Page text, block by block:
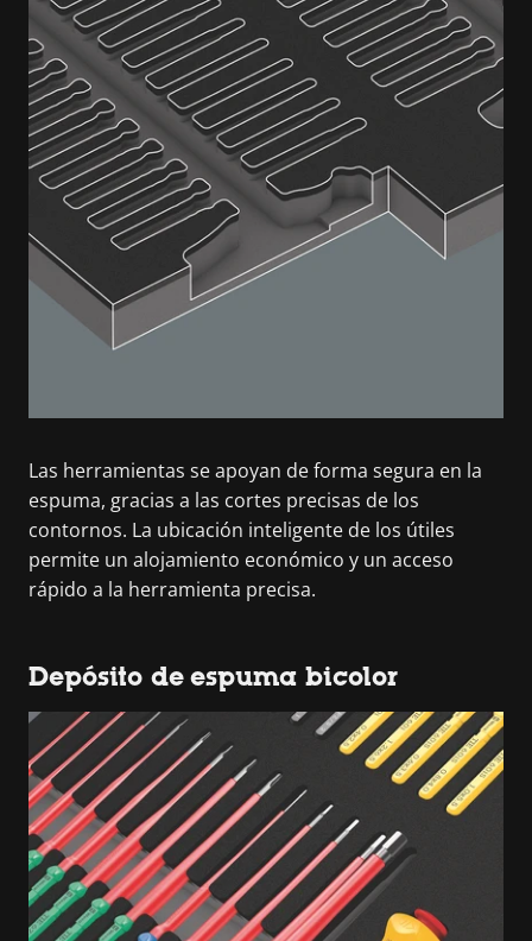
Las herramientas se apoyan de forma segura en la
espuma, gracias a las cortes precisas de los
contornos. La ubicación inteligente de los útiles
permite un alojamiento económico y un acceso
rápido a la herramienta precisa.
Depósito de espuma bicolor